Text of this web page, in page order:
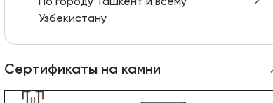
Узбекистану
Сертификаты на камни